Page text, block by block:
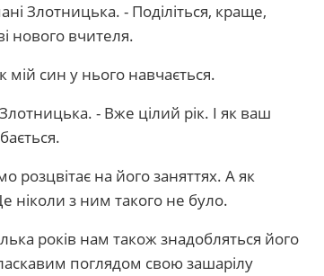
Злотницька. - Поділіться, краще,
нового вчителя.
мій син у нього навчається.
- Вже цілий рік. І як ваш
розцвітає на його заняттях. А як
ніколи з ним такого не було.
років нам також знадобляться його
поглядом свою зашарілу